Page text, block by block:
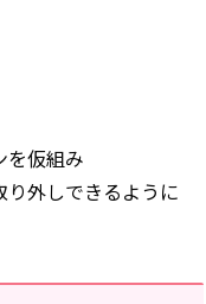
を仮組み
り外しできるように